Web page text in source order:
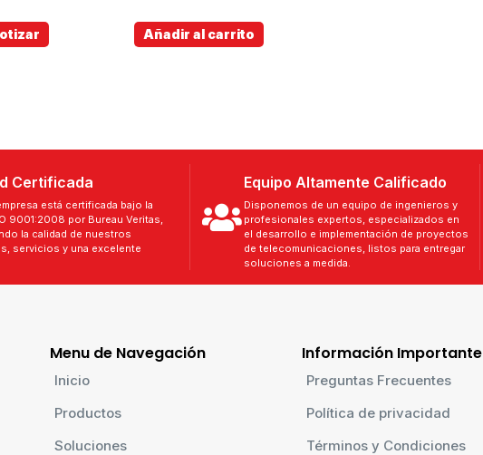
Añadir al carrito
Certificada
está certificada bajo la
9001:2008 por Bureau Veritas,
la calidad de nuestros
servicios y una excelente
Equipo Altamente Calificado
Disponemos de un equipo de ingenieros y
profesionales expertos, especializados en
el desarrollo e implementación de proyectos
de telecomunicaciones, listos para entregar
soluciones a medida.
Menu de Navegación
Inicio
Productos
Soluciones
Información Importante
Preguntas Frecuentes
Política de privacidad
Términos y Condiciones